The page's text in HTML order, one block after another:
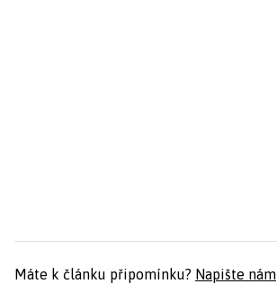
Máte k článku připomínku? Napište nám